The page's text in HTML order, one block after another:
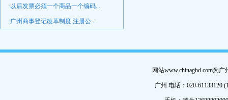
·以后发票必须一个商品一个编码...
·广州商事登记改革制度 注册公...
网站www.chinagbd.com为
广州 电话：020-61133120